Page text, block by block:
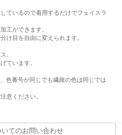
ているので着用するだけでフェイスラ
工ができます。
け目を自由に変えられます。
。
ています。
色番号が同じでも繊維の色は同じでは
意ください。
てのお問い合わせ